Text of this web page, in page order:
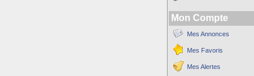
Mon Compte
Mes Annonces
Mes Favoris
Mes Alertes